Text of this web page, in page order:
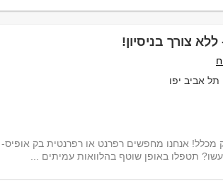
צורך בניסיון!
אביב יפו
מכלל! אנחנו מחפשים רפרנט או רפרנטית בק אופיס-
בהלוואות עמיתים ...